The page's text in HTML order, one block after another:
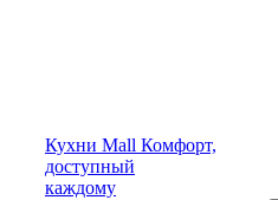
Кухни Mall Комфорт,
доступный
каждому